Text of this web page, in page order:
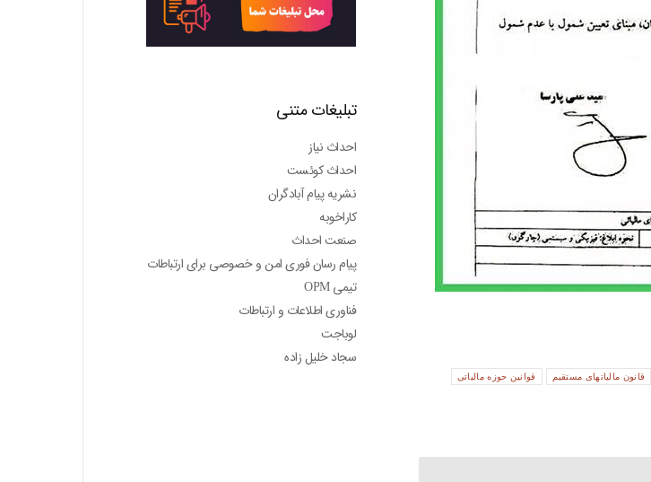
قانون مالیاتهای مستقیم قوانین حوزه مالیاتی
تبلیغات متنی
احداث نیاز
احداث کوئست
نشریه پیام آبادگران
کاراخوبه
صنعت احداث
پیام رسان فوری امن و خصوصی برای ارتباطات
تیمی OPM
فناوری اطلاعات و ارتباطات
لوباجت
سجاد خلیل زاده